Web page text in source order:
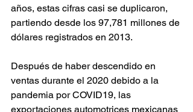
años, estas cifras casi se duplicaron,
partiendo desde los 97,781 millones de
dólares registrados en 2013.
Después de haber descendido en
ventas durante el 2020 debido a la
pandemia por COVID19, las
exportaciones automotrices mexicanas